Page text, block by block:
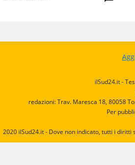
ilSud24.it -
redazioni: Trav. Maresca 18, 80058
Per
2020 ilSud24.it - Dove non indicato, tutti i